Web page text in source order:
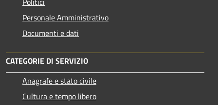
Personale Amministrativo
Documenti e dati
CATEGORIE DI SERVIZIO
Anagrafe e stato civile
Cultura e tempo libero